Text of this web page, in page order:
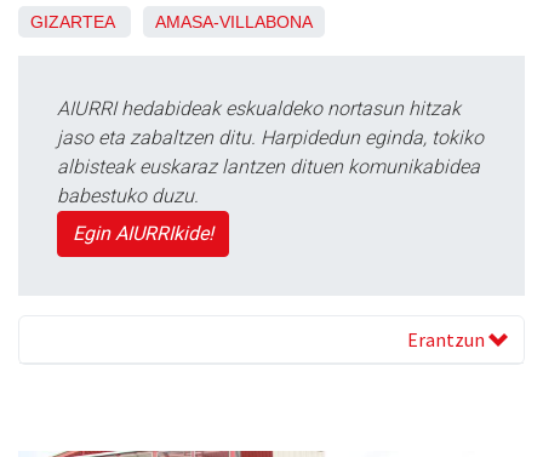
GIZARTEA AMASA-VILLABONA
AIURRI hedabideak eskualdeko nortasun hitzak
jaso eta zabaltzen ditu. Harpidedun eginda, tokiko
albisteak euskaraz lantzen dituen komunikabidea
babestuko duzu.
Egin AIURRIkide!
Erantzun